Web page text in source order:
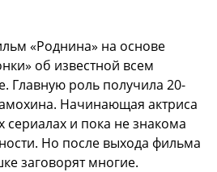
«Роднина» на основе
об известной всем
Главную роль получила 20-
Начинающая актриса
сериалах и пока не знакома
Но после выхода фильма
заговорят многие.